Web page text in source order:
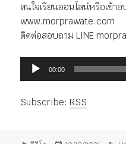
สนใจเรียนออนไลน์หรือเข้า
www.morprawate.com
ติดต่อสอบถาม LINE
เสียง
00:00
Subscribe: RSS